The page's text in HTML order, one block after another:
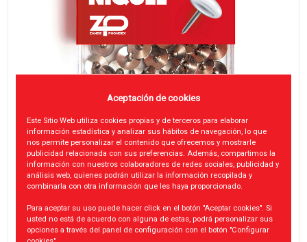
Aceptación de cookies
Este Sitio Web utiliza cookies propias y de terceros para elaborar
información estadística y analizar sus hábitos de navegación, lo que
nos permite personalizar el contenido que ofrecemos y mostrarle
publicidad relacionada con sus preferencias. Además, compartimos la
información con nuestros colaboradores de redes sociales, publicidad y
análisis web, quienes podrán utilizar la información recopilada y
combinarla con otra información que les haya proporcionado.
Para aceptar su uso puede hacer click en el botón "Aceptar cookies". Si
usted no está de acuerdo con alguna de estas, podrá personalizar sus
opciones a través del panel de configuración con el botón "Configurar